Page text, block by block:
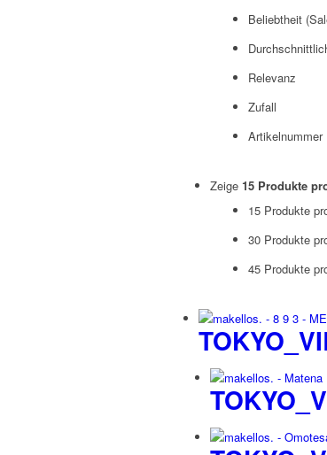
Beliebtheit
Relevanz
Zufall
Artikelnummer
Zeige 15 Produkte
15 Produkte
30 Produkte
45 Produkte